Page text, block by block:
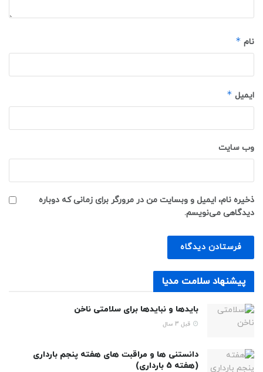
نام *
ایمیل *
وب‌ سایت
ذخیره نام، ایمیل و وبسایت من در مرورگر برای زمانی که دوباره
دیدگاهی می‌نویسم.
پیشنهاد سلامت مدیا
بایدها و نبایدها برای سلامتی ناخن
قبل 3 سال
دانستنی ها و مراقبت های هفته پنجم بارداری
(هفته 5 بارداری)